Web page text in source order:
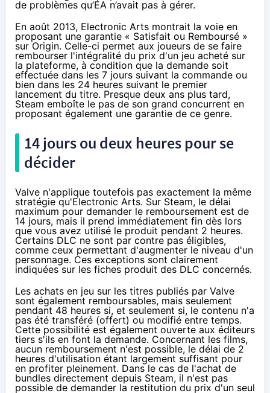
de problèmes qu’EA n’avait pas à gérer.
En août 2013, Electronic Arts montrait la voie en
proposant une garantie « Satisfait ou Remboursé »
surOrigin. Celle-ci permet aux joueurs de se faire
rembourser l'intégralité du prix d'un jeu acheté sur
la plateforme, à condition que la demande soit
effectuée dans les 7 jours suivant la commande ou
bien dans les 24 heures suivant le premier
lancement du titre. Presque deux ans plus tard,
Steam emboîte le pas de son grand concurrent en
proposant également une garantie de ce genre.
14 jours ou deux heures pour se
décider
Valve n'applique toutefois pas exactement la même
stratégie qu'Electronic Arts. Sur Steam, le délai
maximum pour demander le remboursement est de
14 jours, mais il prend immédiatement fin dès lors
que vous avez utilisé le produit pendant 2 heures.
Certains DLC ne sont par contre pas éligibles,
comme ceux permettant d'augmenter le niveau d'un
personnage. Ces exceptions sont clairement
indiquées sur les fiches produit des DLC concernés.
Les achats en jeu sur les titres publiés par Valve
sont également remboursables, mais seulement
pendant 48 heures si, et seulement si, le contenu n'a
pas été transféré (offert) ou modifié entre temps.
Cette possibilité est également ouverte aux éditeurs
tiers s'ils en font la demande. Concernant les films,
aucun remboursement n'est possible, le délai de 2
heures d'utilisation étant largement suffisant pour
en profiter pleinement. Dans le cas de l'achat de
bundles directement depuis Steam, il n'est pas
possible de demander la restitution du prix d'un seul